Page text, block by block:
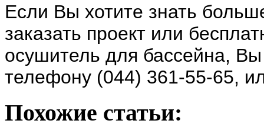
Если Вы хотите знать
заказать проект или
осушитель для бассейна,
телефону (044) 361-55-65,
Похожие статьи: